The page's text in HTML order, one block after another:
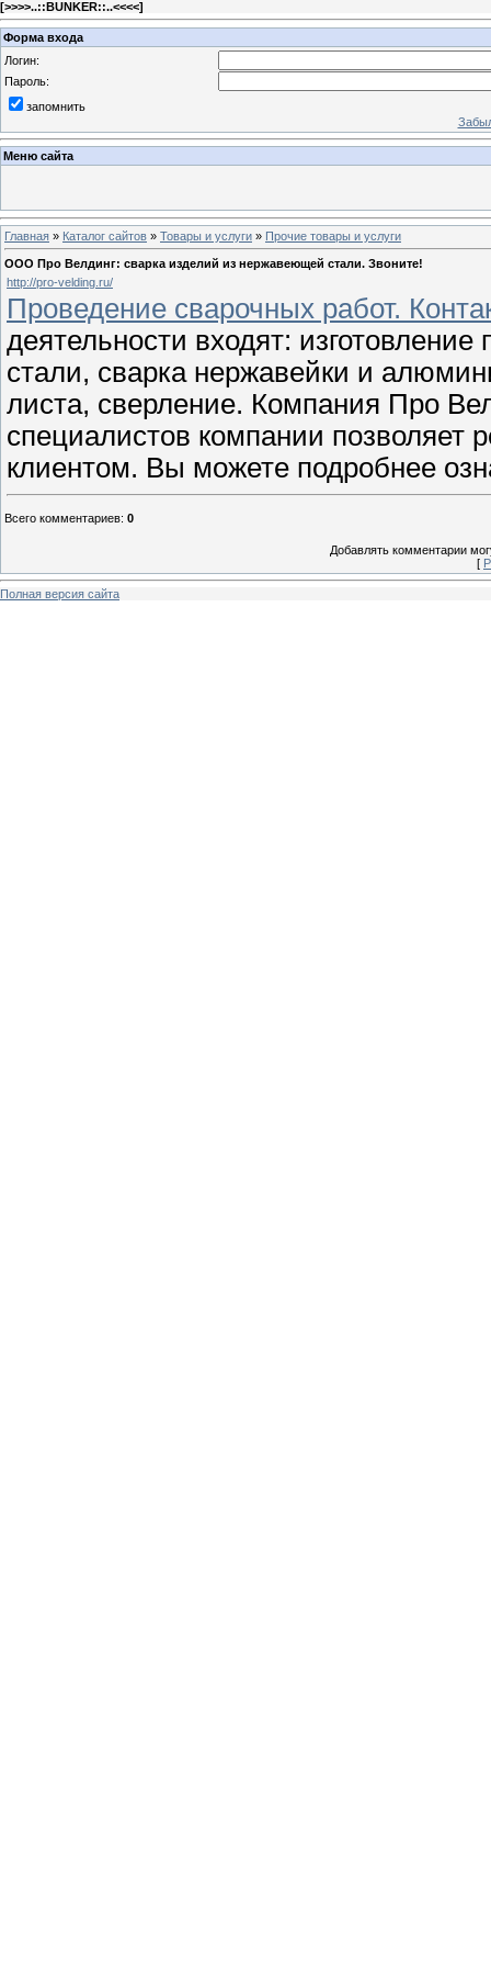
[>>>>..::BUNKER::..<<<<]
Форма входа
Логин:
Пароль:
запомнить
Меню сайта
Главная » Каталог сайтов » Товары и услуги » Прочие товары и услуги
ООО Про Велдинг: сварка изделий из нержавеющей стали. Звоните!
http://pro-velding.ru/
Проведение сварочных работ.
деятельности входят:
стали, сварка нержавейки и
листа, сверление. Компания Про
специалистов компании
клиентом. Вы можете подробнее
Всего комментариев: 0
Добавлять комментарии
[
Полная версия сайта